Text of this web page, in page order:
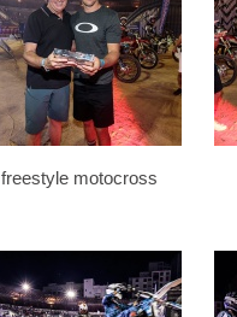
freestyle motocross